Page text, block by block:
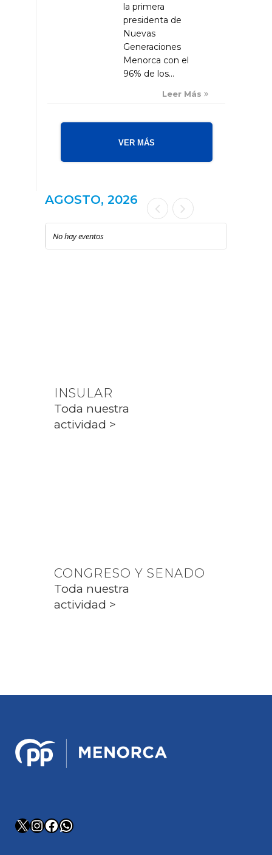
la primera
presidenta de
Nuevas
Generaciones
Menorca con el
96% de los...
Leer Más
VER MÁS
AGOSTO, 2026
No hay eventos
INSULAR
Toda nuestra
actividad >
CONGRESO Y SENADO
Toda nuestra
actividad >
X Instagram
Facebook
WhatsApp